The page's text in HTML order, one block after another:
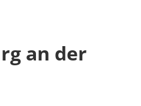
an der